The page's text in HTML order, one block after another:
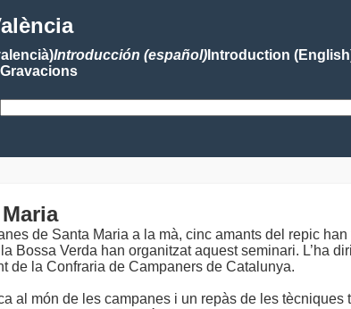
Introducción (español)Introduction
Gravacions
de Santa Maria a la mà, cinc amants del repic
Bossa Verda han organitzat aquest seminari. L’ha
de la Confraria de Campaners de Catalunya.
al món de les campanes i un repàs de les